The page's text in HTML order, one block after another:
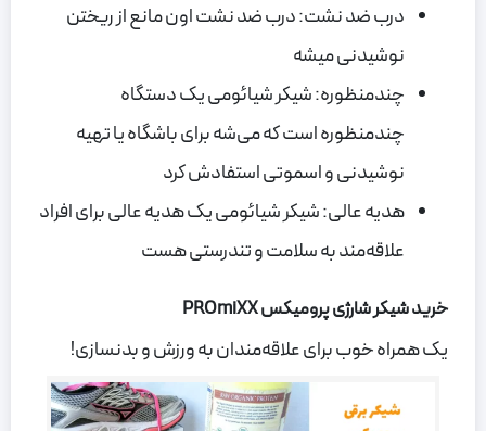
درب ضد نشت: درب ضد نشت اون مانع از ریختن
نوشیدنی میشه
چندمنظوره: شیکر شیائومی یک دستگاه
چندمنظوره است که می‌شه برای باشگاه یا تهیه
نوشیدنی و اسموتی استفادش کرد
هدیه عالی: شیکر شیائومی یک هدیه عالی برای افراد
علاقه‌مند به سلامت و تندرستی هست
خرید شیکر شارژی پرومیکس PROmiXX
یک همراه خوب برای علاقه‌مندان به ورزش و بدنسازی!